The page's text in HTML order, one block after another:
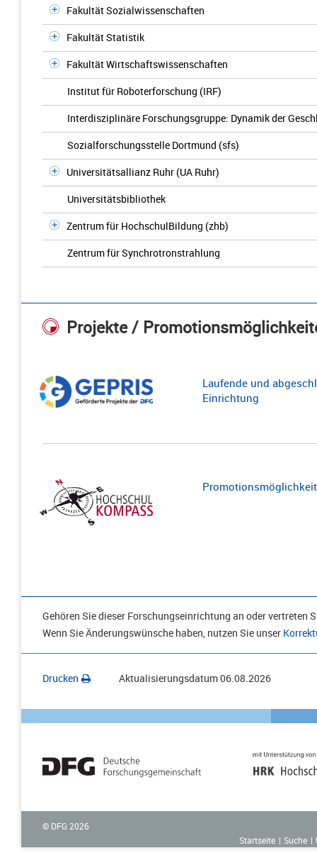
Fakultät Sozialwissenschaften
Fakultät Statistik
Fakultät Wirtschaftswissenschaften
Institut für Roboterforschung (IRF)
Interdisziplinäre Forschungsgruppe: Dynamik der
Sozialforschungsstelle Dortmund (sfs)
Universitätsallianz Ruhr (UA Ruhr)
Universitätsbibliothek
Zentrum für HochschulBildung (zhb)
Zentrum für Synchrotronstrahlung
Projekte /
Laufende und
Einrichtung
Gehören Sie dieser Forschungseinrichtung an oder vertreten
Wenn Sie Änderungswünsche haben, nutzen Sie unser
Drucken Aktualisierungsdatum06.08.2026
© DFG 2026
Startseite
Suche